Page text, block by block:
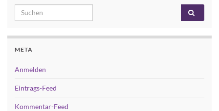
Search for:
META
Anmelden
Eintrags-Feed
Kommentar-Feed